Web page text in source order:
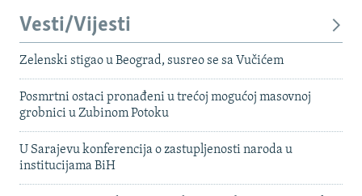
Vesti/Vijesti
Zelenski stigao u Beograd, susreo se sa Vučićem
Posmrtni ostaci pronađeni u trećoj mogućoj masovnoj
grobnici u Zubinom Potoku
U Sarajevu konferencija o zastupljenosti naroda u
institucijama BiH